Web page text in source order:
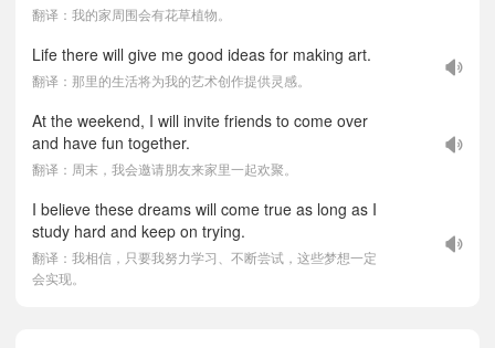
翻译：我的家周围会有花草植物。
Life there will give me good ideas for making art.
翻译：那里的生活将为我的艺术创作提供灵感。
At the weekend, I will invite friends to come over
and have fun together.
翻译：周末，我会邀请朋友来家里一起欢聚。
I believe these dreams will come true as long as I
study hard and keep on trying.
翻译：我相信，只要我努力学习、不断尝试，这些梦想一定
会实现。